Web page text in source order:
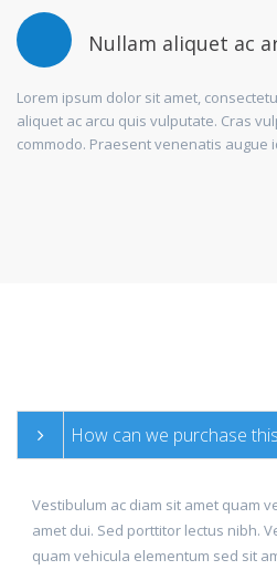
Nullam aliquet ac
Lorem ipsum dolor sit amet,
aliquet ac arcu quis vulputate. Cras
commodo. Praesent venenatis augue
How can we purchase
Vestibulum ac diam sit amet quam
amet dui. Sed porttitor lectus nibh.
quam vehicula elementum sed sit